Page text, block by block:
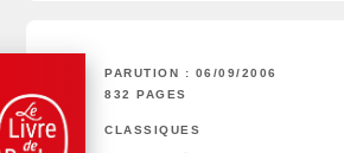
PARUTION : 06/09/2006
832 PAGES
CLASSIQUES